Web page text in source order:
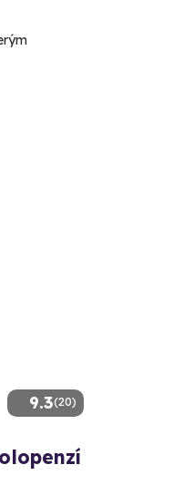
9.3(20)